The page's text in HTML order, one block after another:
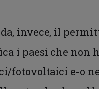
invece, il
i paesi che
fotovoltaici e-o